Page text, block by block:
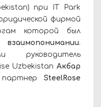
при IT Park
фирмой
которой был
.
руководитель
Uzbekistan Акбар
SteelRose